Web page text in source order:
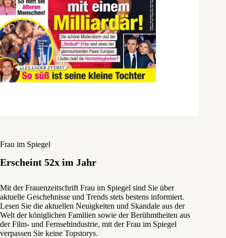
Frau im Spiegel
Erscheint 52x im Jahr
Mit der Frauenzeitschrift Frau im Spiegel sind Sie über
aktuelle Geschehnisse und Trends stets bestens informiert.
Lesen Sie die aktuellen Neuigkeiten und Skandale aus der
Welt der königlichen Familien sowie der Berühmtheiten aus
der Film- und Fernsehindustrie, mit der Frau im Spiegel
verpassen Sie keine Topstorys.